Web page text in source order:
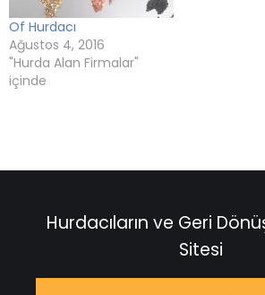
Of Hurdacı
Ağustos 4, 2016
"Hurda Alan Firmalar"
içinde
Hurdacıların ve Geri
Sitesi